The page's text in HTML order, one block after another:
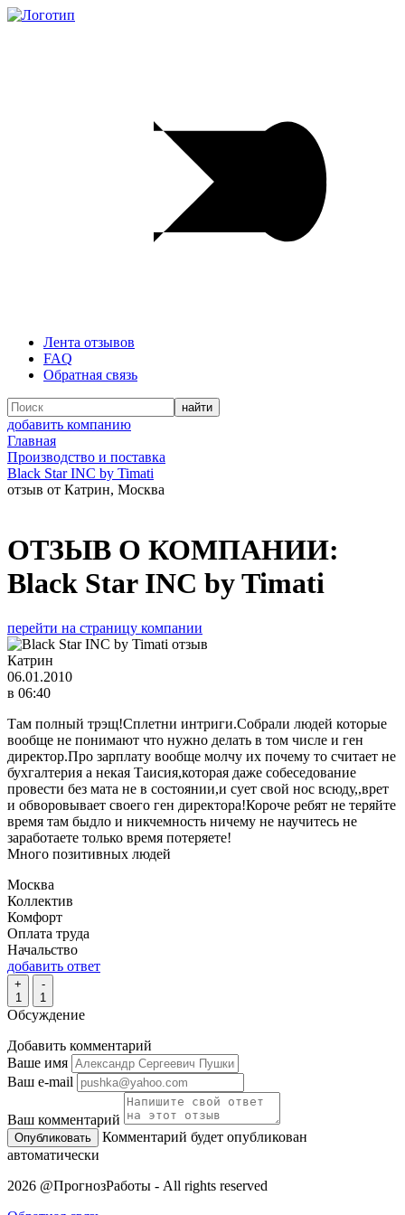
Лента отзывов
FAQ
Обратная связь
добавить компанию
Главная
Производство и поставка
Black Star INC by Timati
отзыв от Катрин, Москва
ОТЗЫВ О КОМПАНИИ:
Black Star INC by Timati
перейти на страницу компании
Катрин
06.01.2010
в 06:40
Там полный трэщ!Сплетни интриги.Собрали людей которые
вообще не понимают что нужно делать в том числе и ген
директор.Про зарплату вообще молчу их почему то считает не
бухгалтерия а некая Таисия,которая даже собеседование
провести без мата не в состоянии,и сует свой нос всюду,,врет
и обворовывает своего ген директора!Короче ребят не теряйте
время там быдло и никчемность ничему не научитесь не
заработаете только время потеряете!
Много позитивных людей
Москва
Коллектив
Комфорт
Оплата труда
Начальство
добавить ответ
+
1
-
1
Обсуждение
Добавить комментарий
Ваше имя
Ваш e-mail
Ваш комментарий
Комментарий будет опубликован
автоматически
2026 @ПрогнозРаботы - All rights reserved